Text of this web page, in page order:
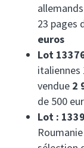
23 pages
euros
Lot
italiennes
vendue2
de 500
Lot :